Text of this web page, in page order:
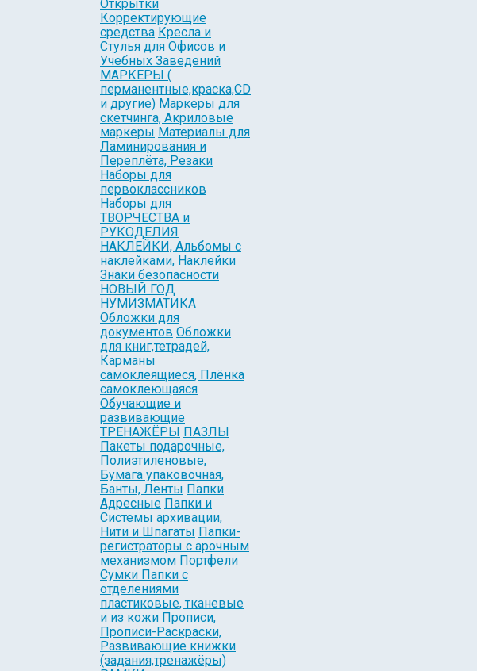
Открытки
Корректирующие
средства Кресла и
Стулья для Офисов и
Учебных Заведений
МАРКЕРЫ (
перманентные,краска,CD
и другие) Маркеры для
скетчинга, Акриловые
маркеры Материалы для
Ламинирования и
Переплёта, Резаки
Наборы для
первоклассников
Наборы для
ТВОРЧЕСТВА и
РУКОДЕЛИЯ
НАКЛЕЙКИ, Альбомы с
наклейками, Наклейки
Знаки безопасности
НОВЫЙ ГОД
НУМИЗМАТИКА
Обложки для
документов Обложки
для книг,тетрадей,
Карманы
самоклеящиеся, Плёнка
самоклеющаяся
Обучающие и
развивающие
ТРЕНАЖЁРЫ ПАЗЛЫ
Пакеты подарочные,
Полиэтиленовые,
Бумага упаковочная,
Банты, Ленты Папки
Адресные Папки и
Системы архивации,
Нити и Шпагаты Папки-
регистраторы с арочным
механизмом Портфели
Сумки Папки с
отделениями
пластиковые, тканевые
и из кожи Прописи,
Прописи-Раскраски,
Развивающие книжки
(задания,тренажёры)